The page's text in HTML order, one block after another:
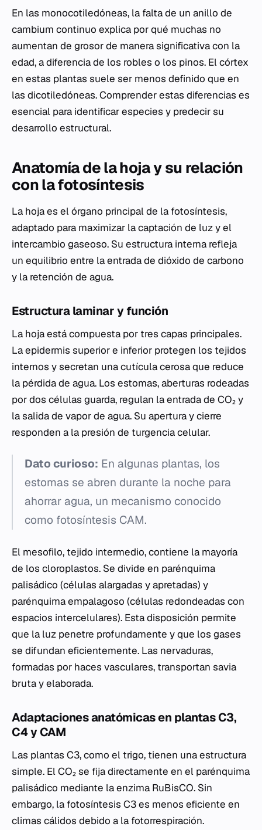
En las monocotiledóneas, la falta de un anillo de
cambium continuo explica por qué muchas no
aumentan de grosor de manera significativa con la
edad, a diferencia de los robles o los pinos. El córtex
en estas plantas suele ser menos definido que en
las dicotiledóneas. Comprender estas diferencias es
esencial para identificar especies y predecir su
desarrollo estructural.
Anatomía de la hoja y su relación
con la fotosíntesis
La hoja es el órgano principal de la fotosíntesis,
adaptado para maximizar la captación de luz y el
intercambio gaseoso. Su estructura interna refleja
un equilibrio entre la entrada de dióxido de carbono
y la retención de agua.
Estructura laminar y función
La hoja está compuesta por tres capas principales.
La epidermis superior e inferior protegen los tejidos
internos y secretan una cutícula cerosa que reduce
la pérdida de agua. Los estomas, aberturas rodeadas
por dos células guarda, regulan la entrada de CO₂ y
la salida de vapor de agua. Su apertura y cierre
responden a la presión de turgencia celular.
Dato curioso: En algunas plantas, los
estomas se abren durante la noche para
ahorrar agua, un mecanismo conocido
como fotosíntesis CAM.
El mesofilo, tejido intermedio, contiene la mayoría
de los cloroplastos. Se divide en parénquima
palisádico (células alargadas y apretadas) y
parénquima empalagoso (células redondeadas con
espacios intercelulares). Esta disposición permite
que la luz penetre profundamente y que los gases
se difundan eficientemente. Las nervaduras,
formadas por haces vasculares, transportan savia
bruta y elaborada.
Adaptaciones anatómicas en plantas C3,
C4 y CAM
Las plantas C3, como el trigo, tienen una estructura
simple. El CO₂ se fija directamente en el parénquima
palisádico mediante la enzima RuBisCO. Sin
embargo, la fotosíntesis C3 es menos eficiente en
climas cálidos debido a la fotorrespiración.